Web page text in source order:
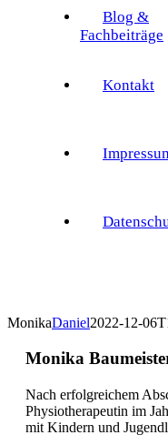
Blog &
Fachbeiträge
Kontakt
MonikaDaniel2022-12-
Monika
Nach erfolgreichem
Physiotherapeutin im
mit Kindern und